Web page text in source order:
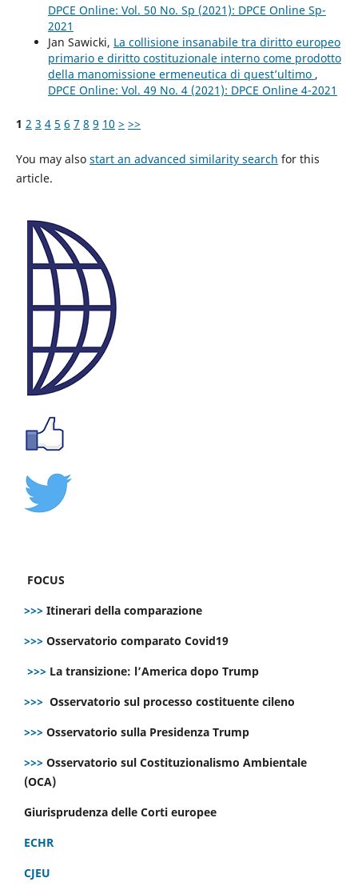
DPCE Online: Vol. 50 No. Sp (2021): DPCE Online Sp-
2021
Jan Sawicki, La collisione insanabile tra diritto europeo
primario e diritto costituzionale interno come prodotto
della manomissione ermeneutica di quest’ultimo ,
DPCE Online: Vol. 49 No. 4 (2021): DPCE Online 4-2021
1 2 3 4 5 6 7 8 9 10 > >>
You may also start an advanced similarity search for this
article.
FOCUS
>>> Itinerari della comparazione
>>> Osservatorio comparato Covid19
>>> La transizione: l’America dopo Trump
>>> Osservatorio sul processo costituente cileno
>>> Osservatorio sulla Presidenza Trump
>>> Osservatorio sul Costituzionalismo Ambientale
(OCA)
Giurisprudenza delle Corti europee
ECHR
CJEU